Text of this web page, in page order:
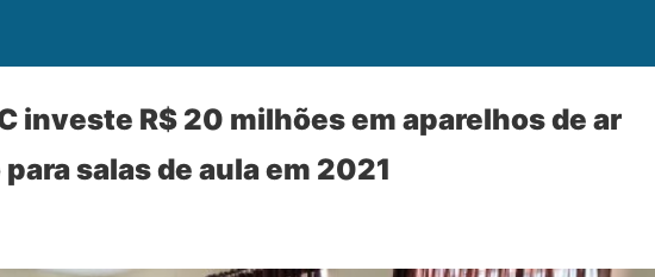
investe R$ 20 milhões em aparelhos de ar
salas de aula em 2021